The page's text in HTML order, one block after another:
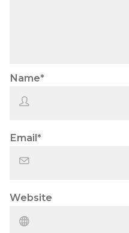
Name*
Email*
Website